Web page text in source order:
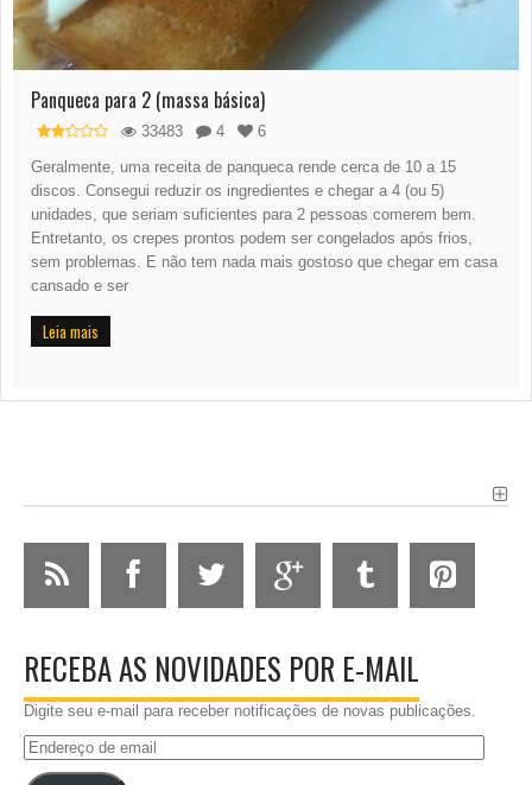
Panqueca para 2 (massa básica)
33483 4
6
Geralmente, uma receita de panqueca rende cerca de 10 a 15
discos. Consegui reduzir os ingredientes e chegar a 4 (ou 5)
unidades, que seriam suficientes para 2 pessoas comerem bem.
Entretanto, os crepes prontos podem ser congelados após frios,
sem problemas. E não tem nada mais gostoso que chegar em casa
cansado e ser
Leia mais
RECEBA AS NOVIDADES POR E-MAIL
Digite seu e-mail para receber notificações de novas publicações.
Endereço